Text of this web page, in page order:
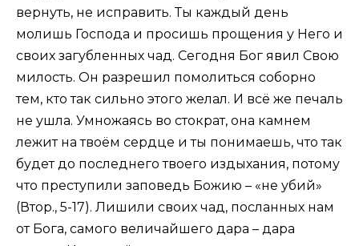
вернуть, не исправить. Ты каждый день
молишь Господа и просишь прощения у Него и
своих загубленных чад. Сегодня Бог явил Свою
милость. Он разрешил помолиться соборно
тем, кто так сильно этого желал. И всё же печаль
не ушла. Умножаясь во стократ, она камнем
лежит на твоём сердце и ты понимаешь, что так
будет до последнего твоего издыхания, потому
что преступили заповедь Божию – «не убий»
(Втор., 5-17). Лишили своих чад, посланных нам
от Бога, самого величайшего дара – дара